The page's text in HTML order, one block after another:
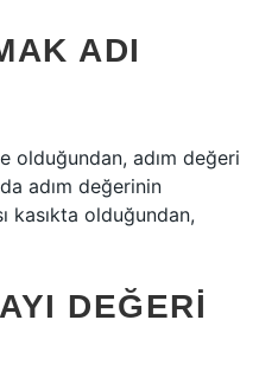
ADI
olduğundan, adım değeri
adım değerinin
kasıkta olduğundan,
DEĞERI